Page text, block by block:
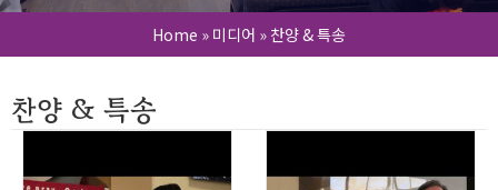
Home » 미디어 » 찬양 & 특송
찬양 & 특송